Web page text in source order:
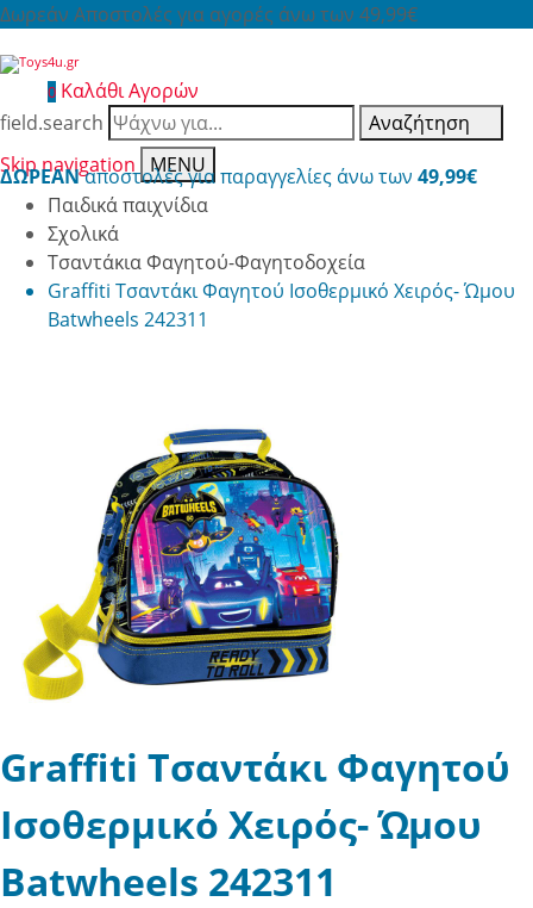
Δωρεάν Αποστολές για αγορές άνω των 49,99€
0 Καλάθι Αγορών
field.search
Αναζήτηση
Skip navigation
MENU
ΔΩΡΕΑΝαποστολές για παραγγελίες άνω των 49,99€
Παιδικά παιχνίδια
Σχολικά
Τσαντάκια Φαγητού-Φαγητοδοχεία
Graffiti Τσαντάκι Φαγητού Ισοθερμικό Χειρός- Ώμου
Batwheels 242311
Graffiti Τσαντάκι Φαγητού
Ισοθερμικό Χειρός- Ώμου
Batwheels 242311